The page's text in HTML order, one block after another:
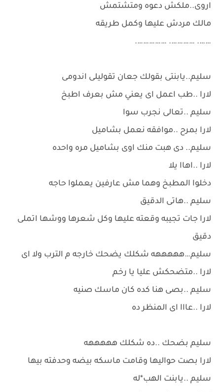
اروى..ملكش دعوه ومتشتمش
مالك مردش عليها وكمل طريقه
……. …………. …………….
سليم..يابنتى بقولك جعان تقوليلى اندومى
لارا ..طب اعمل اى يعني مش بعرف اطبخ
سليم ..تعالى نجرب سوا
لارا بمرح ..موافقه نعمل بشاميل
سليم.. دى هبت منك اوى بشاميل مره واحده
لارا ..اهاا يلا
دخلوا المطبخ وهما مش عارفين يعملوا حاجه
سليم ..هاتى الدقيق
لارا جات تجيبه وقعته عليها وكل شعرها ووشها اتملى
دقيق
سليم…هههههه شكلك يضحك خارجه م الترب ولا اى
لارا ..متضحكش عليا يا رخم
سليم ..بصى هنا كده كان ماسك صنيه
لارا ..عااا اى المنظر ده
سليم بضحك ..ده شكلك هههههه
لارا بصت حواليها وقامت ماسكه بيضه وحدفته بيها
سليم ..يابنت الهب*له